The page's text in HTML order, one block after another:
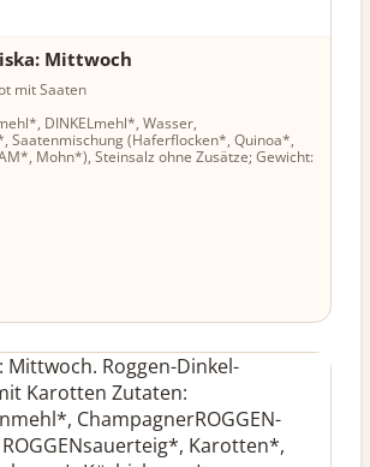
Mittwoch
mit Saaten
DINKELmehl*, Wasser,
Saatenmischung (Haferflocken*, Quinoa*,
Mohn*), Steinsalz ohne Zusätze; Gewicht: